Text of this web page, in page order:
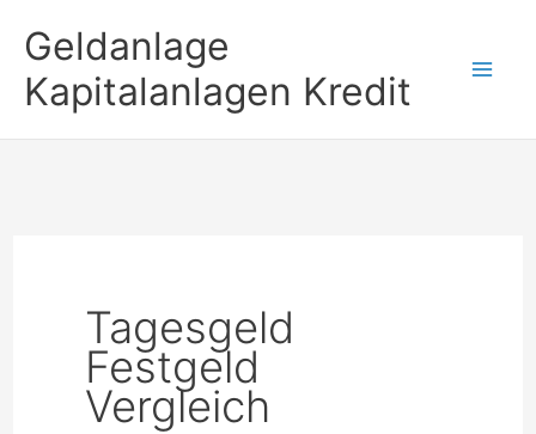
Inhalt
springen
Geldanlage
Kapitalanlagen Kredit
Tagesgeld
Festgeld
Vergleich